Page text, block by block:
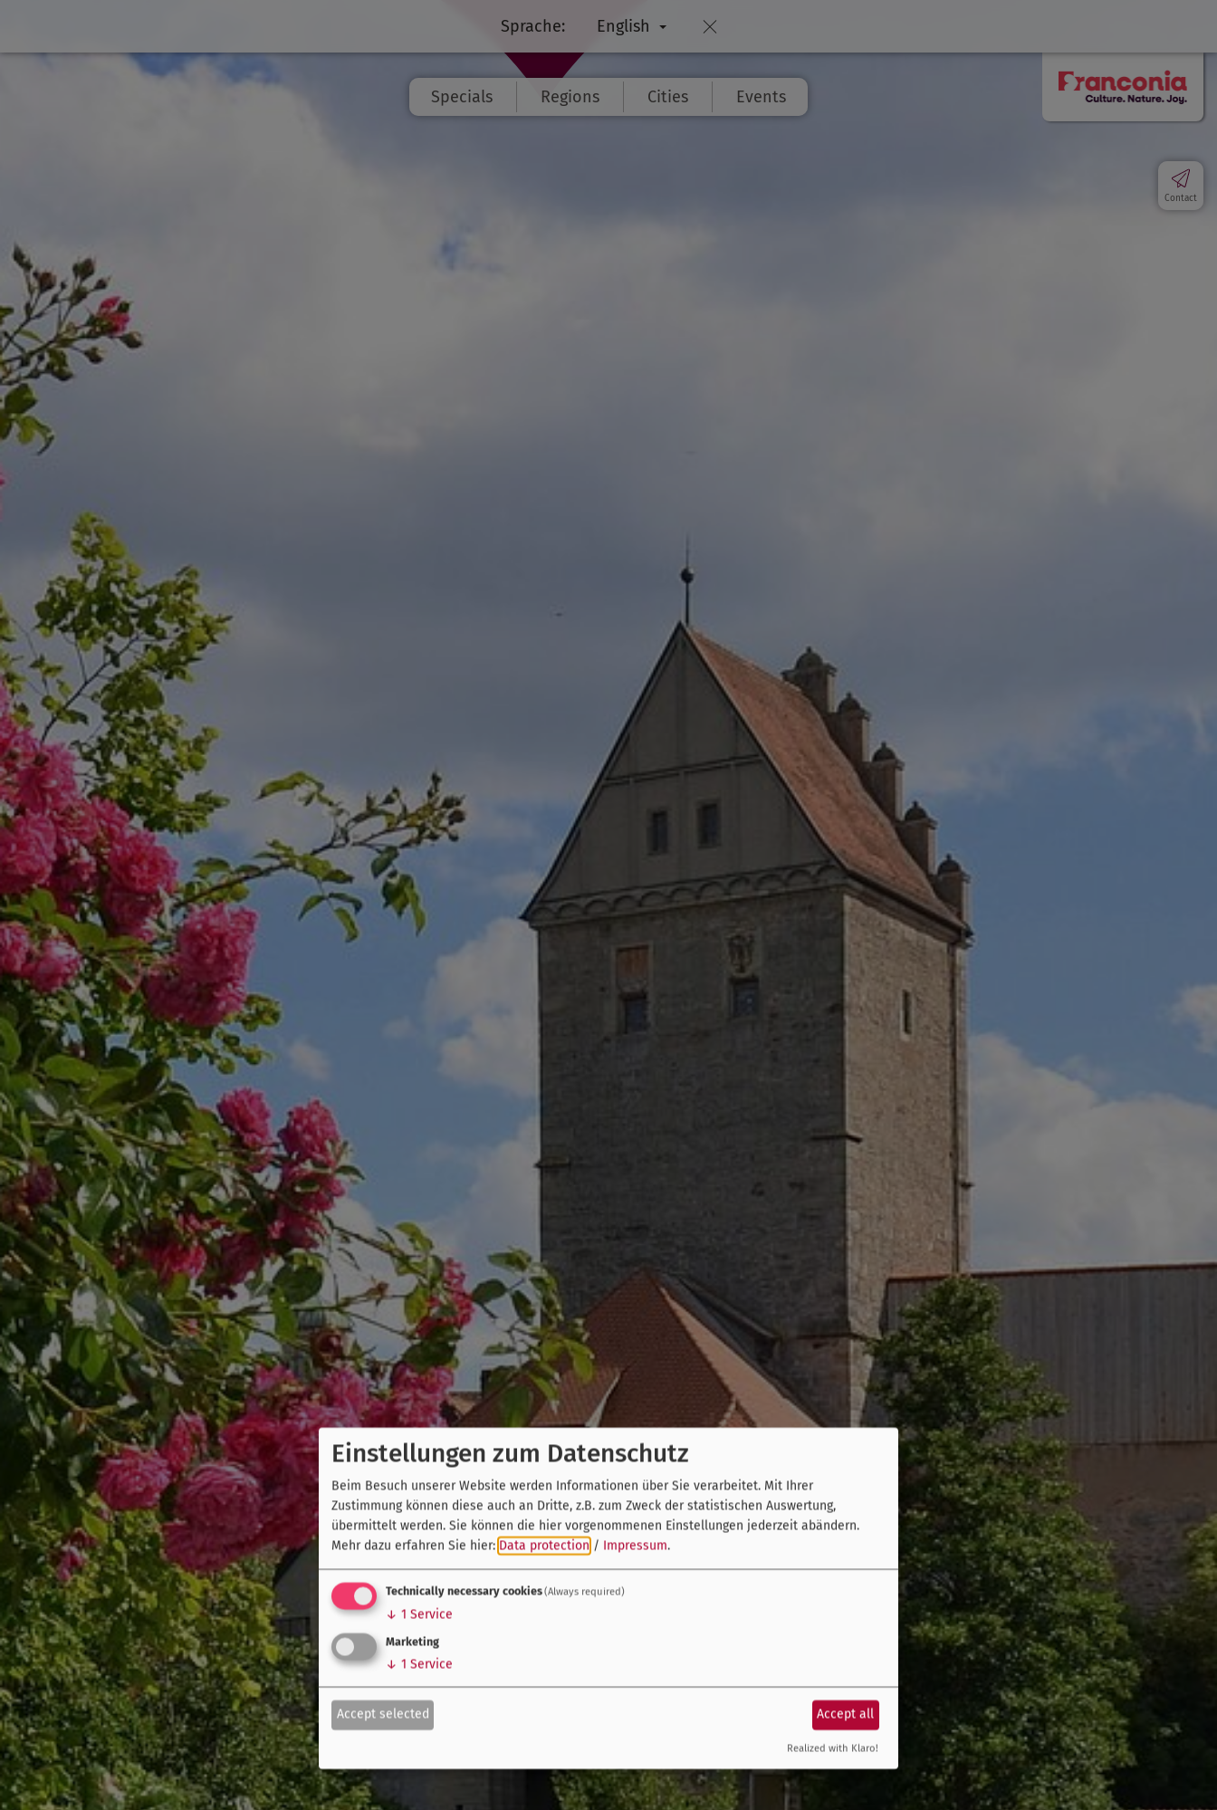
Sprache: English
Specials Regions Cities Events
Contact
Einstellungen zum Datenschutz
Beim Besuch unserer Website werden Informationen über Sie verarbeitet. Mit Ihrer
Zustimmung können diese auch an Dritte, z.B. zum Zweck der statistischen Auswertung,
übermittelt werden. Sie können die hier vorgenommenen Einstellungen jederzeit abändern.
Mehr dazu erfahren Sie hier: Data protection / Impressum.
Technically necessary cookies(Always required)
↓ 1 Service
Marketing
↓ 1 Service
Accept selected Accept all
Realized with Klaro!